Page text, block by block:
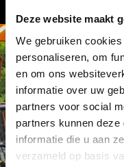
Deze website maakt
We gebruiken
personaliseren, om
en om ons
informatie over uw
partners voor social
partners kunnen
informatie die u aan
verzameld op basis